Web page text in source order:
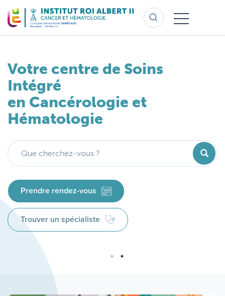
au
contenu
principal
Votre centre de Soins
Intégré
en Cancérologie et
Hématologie
Prendre rendez-vous
Trouver un spécialiste
Votre centre de Soins
Intégré
en Cancérologie et
Hématologie
Prendre rendez-vous
Trouver un spécialiste